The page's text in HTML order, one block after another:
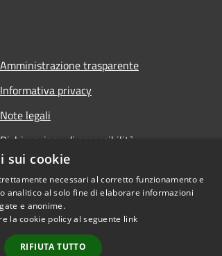
Amministrazione trasparente
Informativa privacy
Note legali
Dichiarazione di accessibilità
sui cookie
necessari al corretto funzionamento e
analitico al solo fine di elaborare informazioni
e anonime.
la cookie policy al seguente link
RIFIUTA TUTTO